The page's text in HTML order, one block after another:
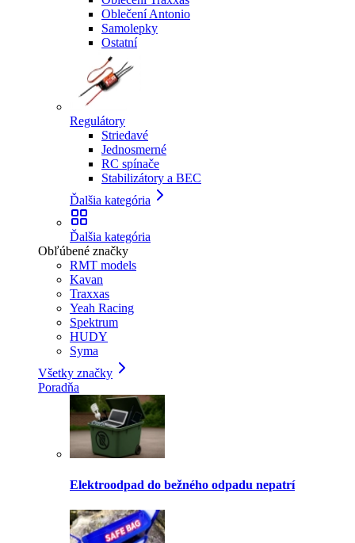
Oblečení Antonio
Samolepky
Ostatní
Regulátory
Striedavé
Jednosmerné
RC spínače
Stabilizátory a BEC
Ďalšia kategória
Ďalšia kategória
Obľúbené značky
RMT models
Kavan
Traxxas
Yeah Racing
Spektrum
HUDY
Syma
Všetky značky
Poradňa
Elektroodpad do bežného odpadu nepatrí